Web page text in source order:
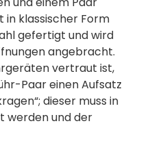
in klassischer Form
gefertigt und wird
angebracht.
vertraut ist,
Paar einen Aufsatz
dieser muss in
werden und der